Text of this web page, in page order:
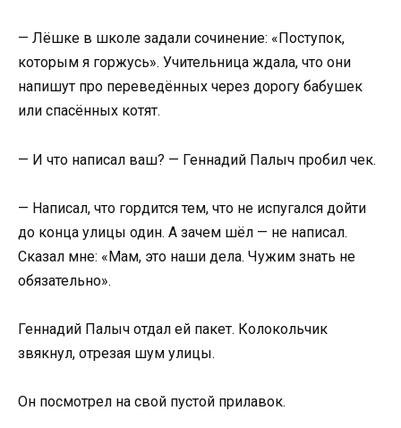
— Лёшке в школе задали сочинение: «Поступок,
которым я горжусь». Учительница ждала, что они
напишут про переведённых через дорогу бабушек
или спасённых котят.
— И что написал ваш? — Геннадий Палыч пробил чек.
— Написал, что гордится тем, что не испугался дойти
до конца улицы один. А зачем шёл — не написал.
Сказал мне: «Мам, это наши дела. Чужим знать не
обязательно».
Геннадий Палыч отдал ей пакет. Колокольчик
звякнул, отрезая шум улицы.
Он посмотрел на свой пустой прилавок.